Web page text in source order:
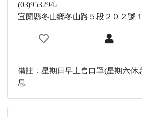
(03)9532942
宜蘭縣冬山鄉冬山路５段２０２號
備註：星期日早上售口罩(星期六休
息